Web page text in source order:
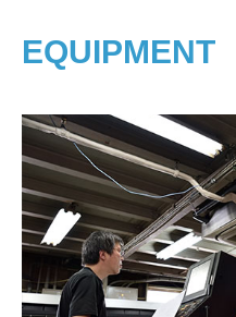
EQUIPMENT